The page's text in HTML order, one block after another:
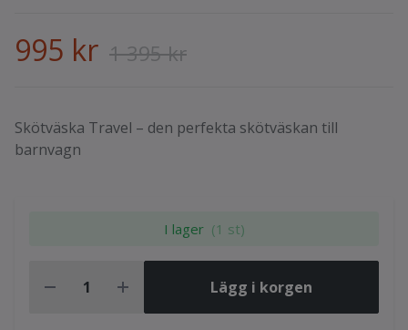
995 kr 1 395 kr
Skötväska Travel – den perfekta skötväskan till
barnvagn
I lager (1 st)
Lägg i korgen